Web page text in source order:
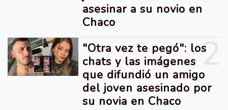
asesinar a su novio en
Chaco
2
"Otra vez te pegó": los
chats y las imágenes
que difundió un amigo
del joven asesinado por
su novia en Chaco